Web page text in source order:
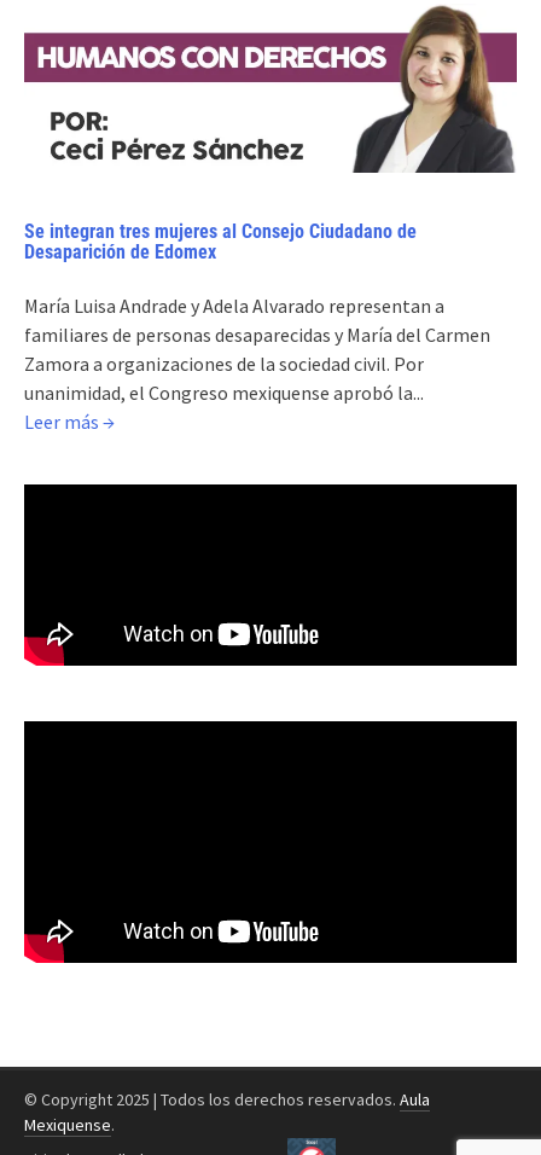
Se integran tres mujeres al Consejo Ciudadano de
Desaparición de Edomex
María Luisa Andrade y Adela Alvarado representan a
familiares de personas desaparecidas y María del Carmen
Zamora a organizaciones de la sociedad civil. Por
unanimidad, el Congreso mexiquense aprobó la...
Leer más →
© Copyright 2025 | Todos los derechos reservados. Aula
Mexiquense.